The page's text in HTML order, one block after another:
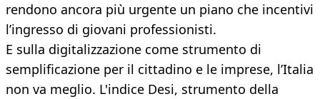
rendono ancora più urgente un piano che incentivi
l’ingresso di giovani professionisti.
E sulla digitalizzazione come strumento di
semplificazione per il cittadino e le imprese, l’Italia
non va meglio. L'indice Desi, strumento della